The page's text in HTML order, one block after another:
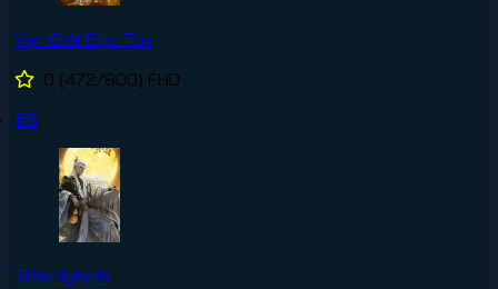
Vạn Giới Độc Tôn
0 (472/800) FHD
#5
Tiên Nghịch